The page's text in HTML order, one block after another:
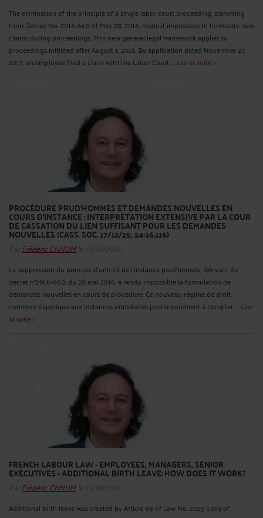
The elimination of the principle of a single labor court proceeding, stemming
from Decree No. 2016-660 of May 20, 2016, made it impossible to formulate new
claims during proceedings. This new general legal framework applies to
proceedings initiated after August 1, 2016. By application dated November 23,
2017, an employee filed a claim with the Labor Court ... Lire la suite >
PROCÉDURE PRUD’HOMMES ET DEMANDES NOUVELLES EN
COURS D’INSTANCE : INTERPRÉTATION EXTENSIVE PAR LA COUR
DE CASSATION DU LIEN SUFFISANT POUR LES DEMANDES
NOUVELLES (CASS. SOC. 17/12/25, 24-16.116)
Par Frédéric CHHUMle 15/01/2026
La suppression du principe d’unicité de l’instance prud’homale, dérivant du
décret n°2016-660, du 20 mai 2016, a rendu impossible la formulation de
demandes nouvelles en cours de procédure. Ce nouveau régime de droit
commun s’applique aux instances introduites postérieurement à compter ... Lire
la suite >
FRENCH LABOUR LAW - EMPLOYEES, MANAGERS, SENIOR
EXECUTIVES - ADDITIONAL BIRTH LEAVE: HOW DOES IT WORK?
Par Frédéric CHHUMle 13/01/2026
Additional birth leave was created by Article 99 of Law No. 2025-1403 of